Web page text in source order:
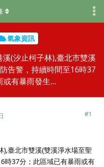
氣象資訊
溪(汐止柯子林),臺北市雙溪
告警，持續時間至16時37
有暴雨發生...
#1
臺北市雙溪(雙溪淨水場至聖
時37分；此區域已有暴雨或有